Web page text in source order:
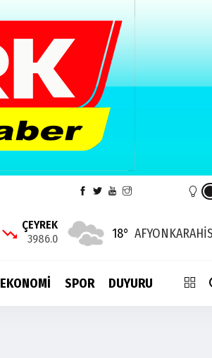
ÇEYREK
3986.0
18°
EKONOMİ SPOR DUYURU